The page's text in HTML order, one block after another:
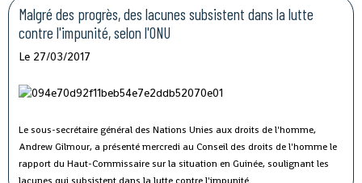
Malgré des progrès, des lacunes subsistent dans la lutte
contre l'impunité, selon l'ONU
Le 27/03/2017
Le sous-secrétaire général des Nations Unies aux droits de l'homme,
Andrew Gilmour, a présenté mercredi au Conseil des droits de l'homme le
rapport du Haut-Commissaire sur la situation en Guinée, soulignant les
lacunes qui subsistent dans la lutte contre l'impunité.